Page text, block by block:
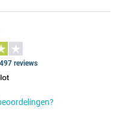
reviews